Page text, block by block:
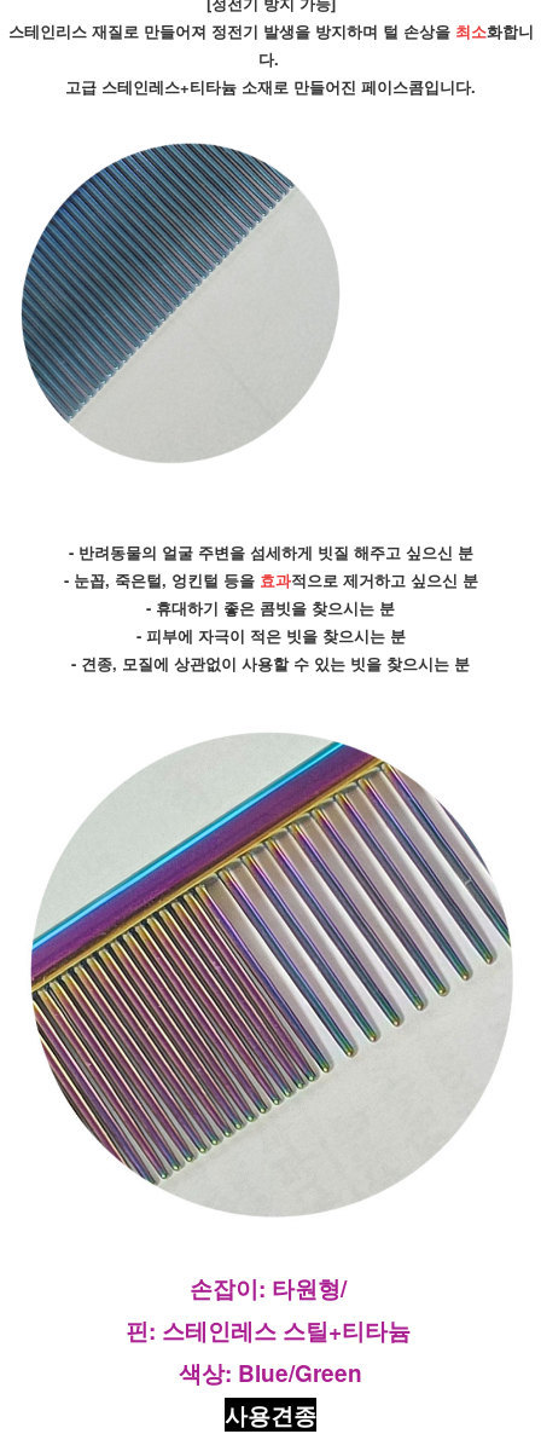
스테인리스 재질로 만들어져 정전기 발생을 방지하며 털 손상을 최소화합니
다.
고급 스테인레스+티타늄 소재로 만들어진 페이스콤입니다.
- 반려동물의 얼굴 주변을 섬세하게 빗질 해주고 싶으신 분
- 눈꼽, 죽은털, 엉킨털 등을 효과적으로 제거하고 싶으신 분
- 휴대하기 좋은 콤빗을 찾으시는 분
- 피부에 자극이 적은 빗을 찾으시는 분
- 견종, 모질에 상관없이 사용할 수 있는 빗을 찾으시는 분
손잡이: 타원형/
핀: 스테인레스 스틸+티타늄
색상: Blue/Green
사용견종